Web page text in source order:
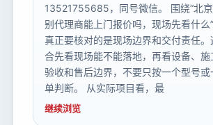
13521755685，同号微信。 围绕“北
别代理商能上门报价吗，现场先看什么”
真正要核对的是现场边界和交付责任
合先看现场能不能落地，再看设备、施
验收和售后边界，不要只按一个型号
单判断。 从实际项目看，最
继续浏览